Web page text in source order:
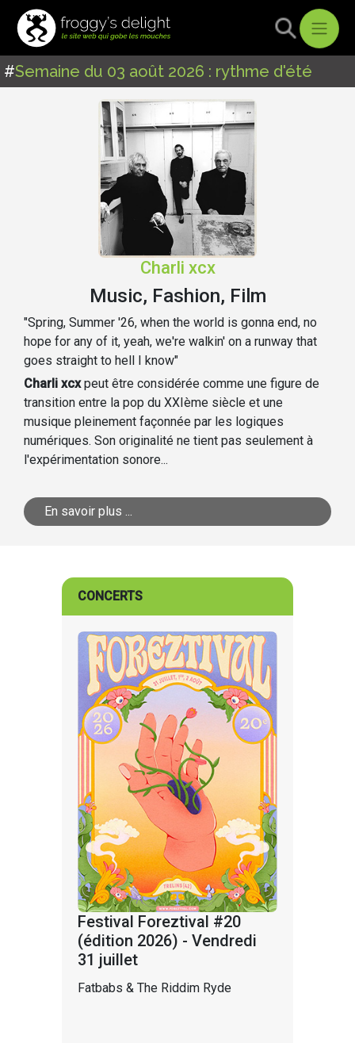
#Semaine du 03 août 2026 : rythme d'été
Charli xcx
Music, Fashion, Film
"Spring, Summer '26, when the world is gonna end, no
hope for any of it, yeah, we're walkin' on a runway that
goes straight to hell I know"
Charli xcxpeut être considérée comme une figure de
transition entre la pop du XXIème siècle et une
musique pleinement façonnée par les logiques
numériques. Son originalité ne tient pas seulement à
l'expérimentation sonore...
En savoir plus ...
CONCERTS
Festival Foreztival #20
(édition 2026) - Vendredi
31 juillet
Fatbabs & The Riddim Ryde